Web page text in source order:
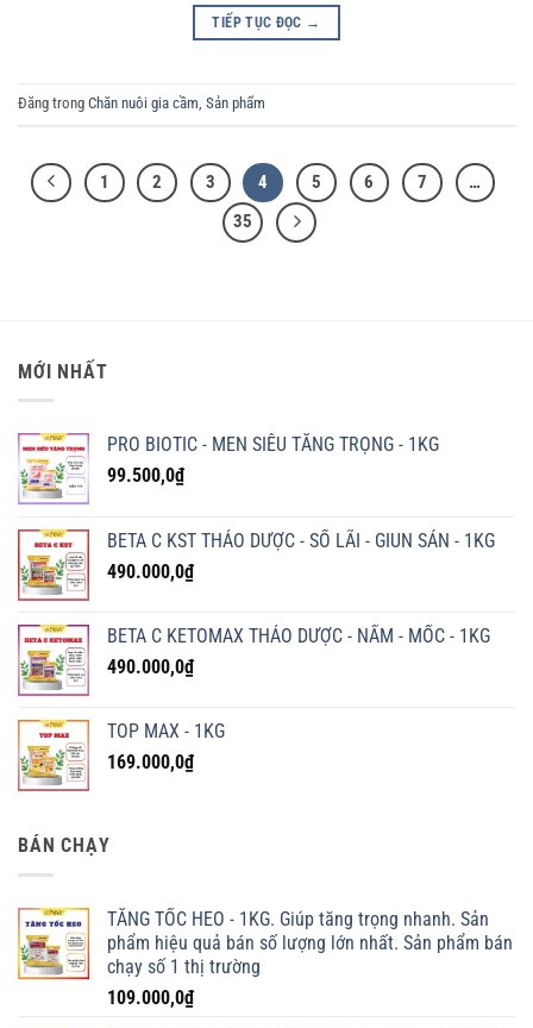
TIẾP TỤC ĐỌC →
Đăng trong Chăn nuôi gia cầm Sản phẩm
1 2 3 4 5 6 7
…
35
MỚI NHẤT
PRO BIOTIC - MEN SIÊU TĂNG TRỌNG - 1KG
99.500,0₫
BETA C KST THẢO DƯỢC - SỔ LÃI - GIUN SÁN - 1KG
490.000,0₫
BETA C KETOMAX THẢO DƯỢC - NẤM - MỐC - 1KG
490.000,0₫
TOP MAX - 1KG
169.000,0₫
BÁN CHẠY
TĂNG TỐC HEO - 1KG. Giúp tăng trọng nhanh. Sản
phẩm hiệu quả bán số lượng lớn nhất. Sản phẩm bán
chạy số 1 thị trường
109.000,0₫